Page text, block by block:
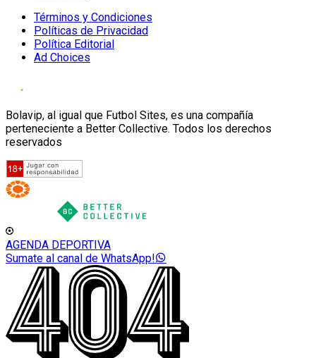
Términos y Condiciones
Políticas de Privacidad
Política Editorial
Ad Choices
Bolavip, al igual que Futbol Sites, es una compañía
perteneciente a Better Collective. Todos los derechos
reservados
AGENDA DEPORTIVA
Sumate al canal de WhatsApp!